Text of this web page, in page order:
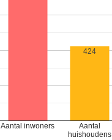
Aantal inwoners
Aantal
huishoudens
424